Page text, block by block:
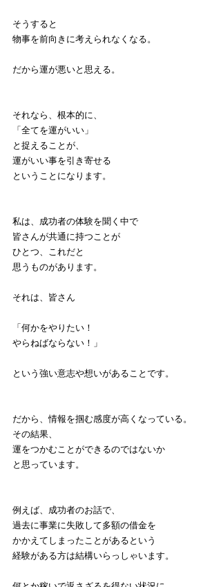
そうすると
物事を前向きに考えられなくなる。
だから運が悪いと思える。
それなら、根本的に、
「全てを運がいい」
と捉えることが、
運がいい事を引き寄せる
ということになります。
私は、成功者の体験を聞く中で
皆さんが共通に持つことが
ひとつ、これだと
思うものがあります。
それは、皆さん
「何かをやりたい！
やらねばならない！」
という強い意志や想いがあることです。
だから、情報を掴む感度が高くなっている。
その結果、
運をつかむことができるのではないか
と思っています。
例えば、成功者のお話で、
過去に事業に失敗して多額の借金を
かかえてしまったことがあるという
経験がある方は結構いらっしゃいます。